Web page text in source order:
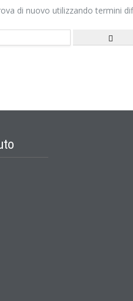
di nuovo utilizzando termini